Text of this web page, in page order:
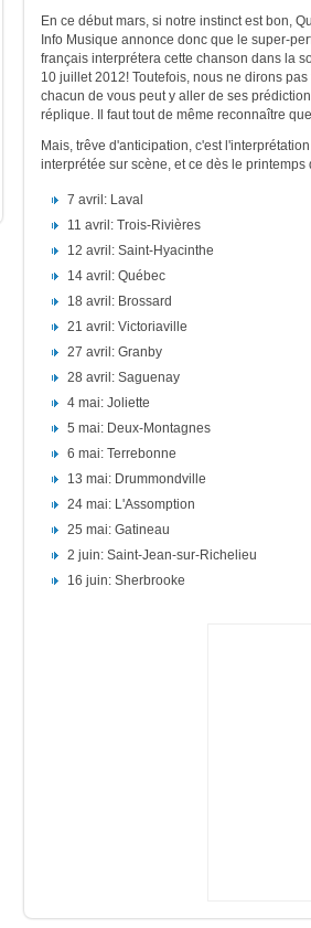
En ce début mars, si notre instinct est bon,
Info Musique annonce donc que le super-
français interprétera cette chanson dans la
10 juillet 2012! Toutefois, nous ne dirons pas
chacun de vous peut y aller de ses
réplique. Il faut tout de même reconnaître
Mais, trêve d'anticipation, c'est
interprétée sur scène, et ce dès le
7 avril: Laval
11 avril: Trois-Rivières
12 avril: Saint-Hyacinthe
14 avril: Québec
18 avril: Brossard
21 avril: Victoriaville
27 avril: Granby
28 avril: Saguenay
4 mai: Joliette
5 mai: Deux-Montagnes
6 mai: Terrebonne
13 mai: Drummondville
24 mai: L'Assomption
25 mai: Gatineau
2 juin: Saint-Jean-sur-Richelieu
16 juin: Sherbrooke